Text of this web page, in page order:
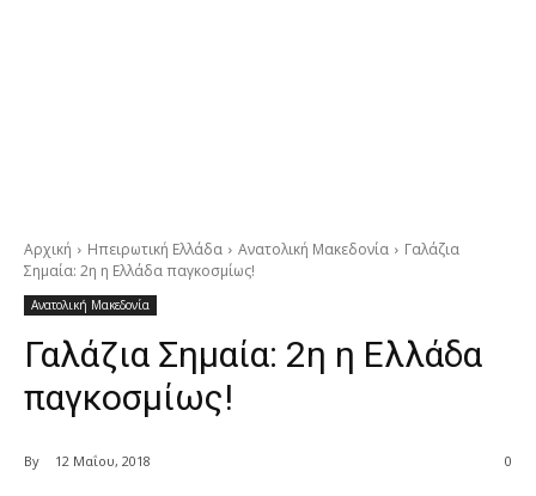
Αρχική Ηπειρωτική Ελλάδα Ανατολική Μακεδονία
Γαλάζια
Σημαία: 2η η Ελλάδα παγκοσμίως!
Ανατολική Μακεδονία
Γαλάζια Σημαία: 2η η Ελλάδα
παγκοσμίως!
By 12 Μαΐου, 2018 0